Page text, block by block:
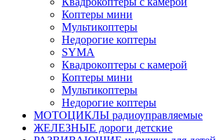
Коптеры мини
Мультикоптеры
Недорогие коптеры
SYMA
Квадрокоптеры с камерой
Коптеры мини
Мультикоптеры
Недорогие коптеры
МОТОЦИКЛЫ радиоуправляемые
ЖЕЛЕЗНЫЕ дороги детские